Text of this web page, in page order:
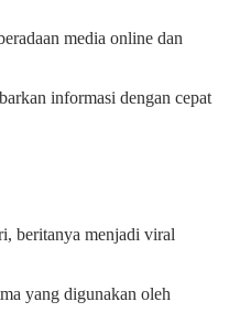
media online dan
informasi dengan cepat
beritanya menjadi viral
yang digunakan oleh